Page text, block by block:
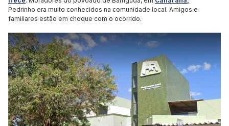
Pedrinho era muito conhecidos na comunidade local. Amigos e
familiares estão em choque com o ocorrido.